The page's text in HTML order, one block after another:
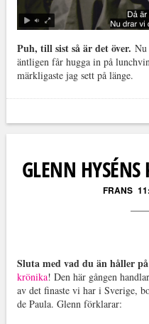
Puh, till sist så är det över. Nu
äntligen får hugga in på
märkligaste jag sett på länge.
GLENN
FRANS
Sluta med vad du än håller
krönika! Den här gången
av det finaste vi har i Sverige,
de Paula. Glenn förklarar: